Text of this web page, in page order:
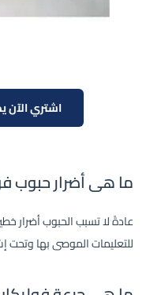
اشتري الآن
ما هى أضرار حبوب
عادةً لا تسبب الحبوب أضرار
للتعليمات الموصى بها وتحت